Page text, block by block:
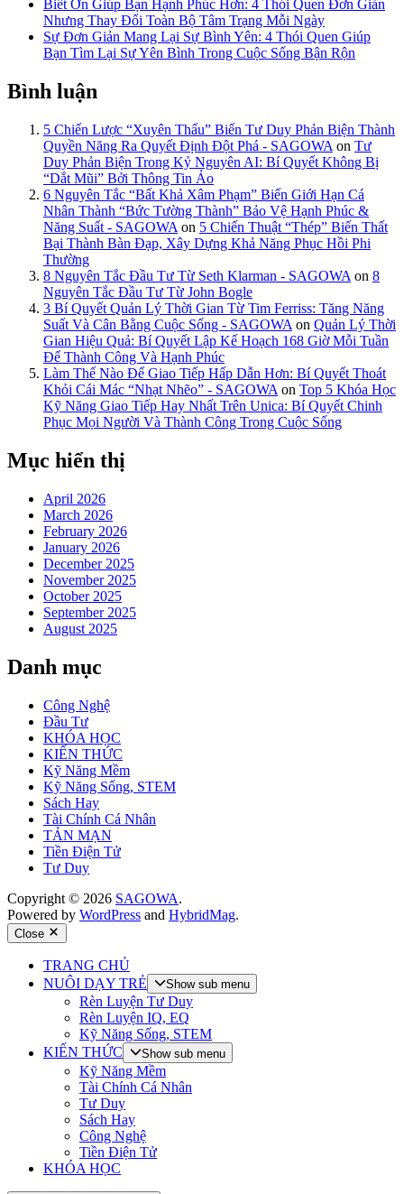
Biết Ơn Giúp Bạn Hạnh Phúc Hơn: 4 Thói Quen Đơn Giản
Nhưng Thay Đổi Toàn Bộ Tâm Trạng Mỗi Ngày
Sự Đơn Giản Mang Lại Sự Bình Yên: 4 Thói Quen Giúp
Bạn Tìm Lại Sự Yên Bình Trong Cuộc Sống Bận Rộn
Bình luận
5 Chiến Lược “Xuyên Thấu” Biến Tư Duy Phản Biện Thành
Quyền Năng Ra Quyết Định Đột Phá - SAGOWA on Tư
Duy Phản Biện Trong Kỷ Nguyên AI: Bí Quyết Không Bị
“Dắt Mũi” Bởi Thông Tin Ảo
6 Nguyên Tắc “Bất Khả Xâm Phạm” Biến Giới Hạn Cá
Nhân Thành “Bức Tường Thành” Bảo Vệ Hạnh Phúc &
Năng Suất - SAGOWA on 5 Chiến Thuật “Thép” Biến Thất
Bại Thành Bàn Đạp, Xây Dựng Khả Năng Phục Hồi Phi
Thường
8 Nguyên Tắc Đầu Tư Từ Seth Klarman - SAGOWA on 8
Nguyên Tắc Đầu Tư Từ John Bogle
3 Bí Quyết Quản Lý Thời Gian Từ Tim Ferriss: Tăng Năng
Suất Và Cân Bằng Cuộc Sống - SAGOWA on Quản Lý Thời
Gian Hiệu Quả: Bí Quyết Lập Kế Hoạch 168 Giờ Mỗi Tuần
Để Thành Công Và Hạnh Phúc
Làm Thế Nào Để Giao Tiếp Hấp Dẫn Hơn: Bí Quyết Thoát
Khỏi Cái Mác “Nhạt Nhẽo” - SAGOWA on Top 5 Khóa Học
Kỹ Năng Giao Tiếp Hay Nhất Trên Unica: Bí Quyết Chinh
Phục Mọi Người Và Thành Công Trong Cuộc Sống
Mục hiển thị
April 2026
March 2026
February 2026
January 2026
December 2025
November 2025
October 2025
September 2025
August 2025
Danh mục
Công Nghệ
Đầu Tư
KHÓA HỌC
KIẾN THỨC
Kỹ Năng Mềm
Kỹ Năng Sống, STEM
Sách Hay
Tài Chính Cá Nhân
TẢN MẠN
Tiền Điện Tử
Tư Duy
Copyright © 2026 SAGOWA.
Powered by WordPress and HybridMag.
Close
TRANG CHỦ
NUÔI DẠY TRẺ
Show sub menu
Rèn Luyện Tư Duy
Rèn Luyện IQ, EQ
Kỹ Năng Sống, STEM
KIẾN THỨC
Show sub menu
Kỹ Năng Mềm
Tài Chính Cá Nhân
Tư Duy
Sách Hay
Công Nghệ
Tiền Điện Tử
KHÓA HỌC